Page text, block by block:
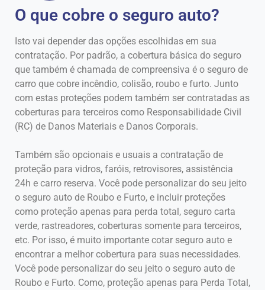
O que cobre o seguro auto?
Isto vai depender das opções escolhidas em sua
contratação. Por padrão, a cobertura básica do seguro
que também é chamada de compreensiva é o seguro de
carro que cobre incêndio, colisão, roubo e furto. Junto
com estas proteções podem também ser contratadas as
coberturas para terceiros como Responsabilidade Civil
(RC) de Danos Materiais e Danos Corporais.
Também são opcionais e usuais a contratação de
proteção para vidros, faróis, retrovisores, assistência
24h e carro reserva. Você pode personalizar do seu jeito
o seguro auto de Roubo e Furto, e incluir proteções
como proteção apenas para perda total, seguro carta
verde, rastreadores, coberturas somente para terceiros,
etc. Por isso, é muito importante cotar seguro auto e
encontrar a melhor cobertura para suas necessidades.
Você pode personalizar do seu jeito o seguro auto de
Roubo e Furto. Como, proteção apenas para Perda Total,